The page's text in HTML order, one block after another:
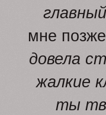
мне
довела
жалкие
ты